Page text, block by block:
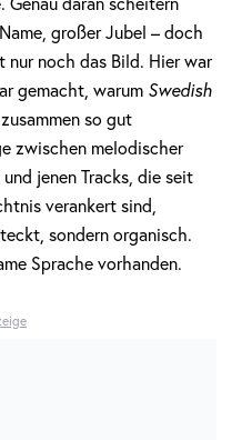
großer Jubel – doch
nur noch das Bild. Hier war
gemacht, warum Swedish
zusammen so gut
zwischen melodischer
jenen Tracks, die seit
verankert sind,
sondern organisch.
Sprache vorhanden.